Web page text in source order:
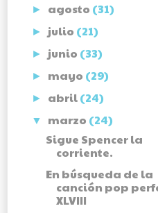
► agosto (31)
► julio (21)
► junio (33)
► mayo (29)
► abril(24)
▼ marzo (24)
Sigue Spencer la
corriente.
En búsqueda de la
canción pop
XLVIII